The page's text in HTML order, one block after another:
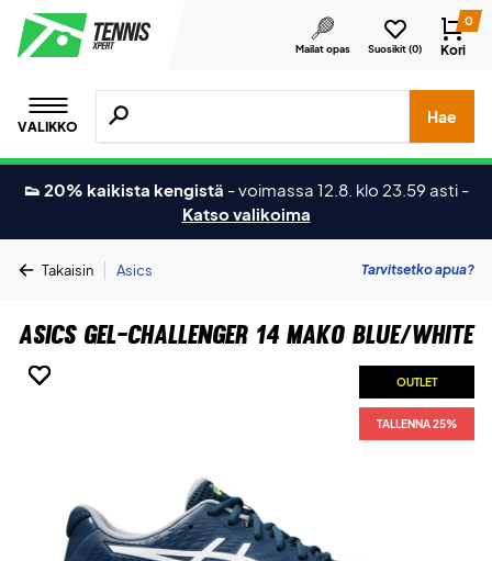
Mailat opas Suosikit (0)
0
Kori
VALIKKO
Hae tuotteita, merkkejä jne.
Hae
👟 20% kaikista kengistä -voimassa 12.8. klo 23.59 asti -
Katso valikoima
Takaisin | Asics Tarvitsetko apua?
Asics Gel-Challenger 14 Mako Blue/White
OUTLET
TALLENNA 25%
OUTLET
TALLENNA 25%
OUTLET
TALLENNA 25%
OUTLET
TALLENNA 25%
OUTLET
TALLENNA 25%
OUTLET
TALLENNA 25%
OUTLET
TALLENNA 25%